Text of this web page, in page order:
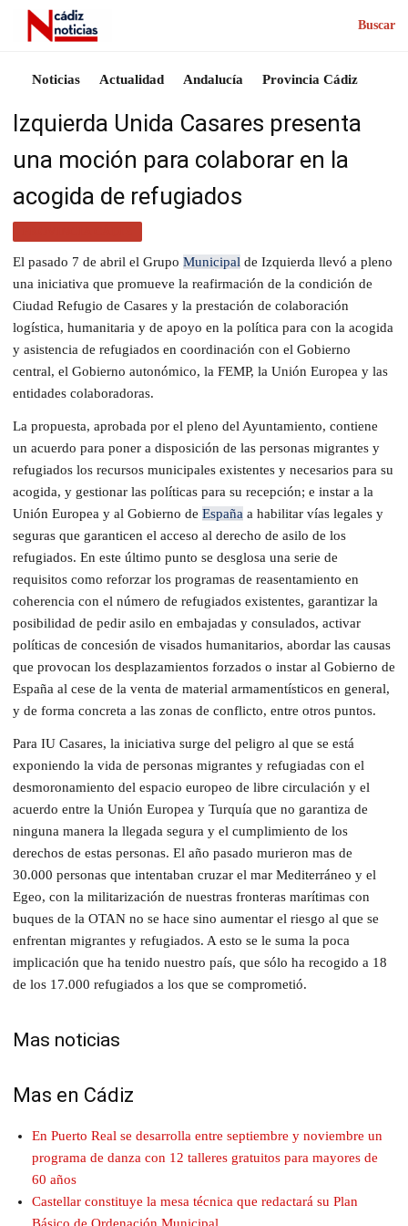
Buscar
Noticias Actualidad Andalucía Provincia Cádiz
Izquierda Unida Casares presenta
una moción para colaborar en la
acogida de refugiados
El pasado 7 de abril el Grupo Municipal de Izquierda llevó a pleno
una iniciativa que promueve la reafirmación de la condición de
Ciudad Refugio de Casares y la prestación de colaboración
logística, humanitaria y de apoyo en la política para con la acogida
y asistencia de refugiados en coordinación con el Gobierno
central, el Gobierno autonómico, la FEMP, la Unión Europea y las
entidades colaboradoras.
La propuesta, aprobada por el pleno del Ayuntamiento, contiene
un acuerdo para poner a disposición de las personas migrantes y
refugiados los recursos municipales existentes y necesarios para su
acogida, y gestionar las políticas para su recepción; e instar a la
Unión Europea y al Gobierno de España a habilitar vías legales y
seguras que garanticen el acceso al derecho de asilo de los
refugiados. En este último punto se desglosa una serie de
requisitos como reforzar los programas de reasentamiento en
coherencia con el número de refugiados existentes, garantizar la
posibilidad de pedir asilo en embajadas y consulados, activar
políticas de concesión de visados humanitarios, abordar las causas
que provocan los desplazamientos forzados o instar al Gobierno de
España al cese de la venta de material armamentísticos en general,
y de forma concreta a las zonas de conflicto, entre otros puntos.
Para IU Casares, la iniciativa surge del peligro al que se está
exponiendo la vida de personas migrantes y refugiadas con el
desmoronamiento del espacio europeo de libre circulación y el
acuerdo entre la Unión Europea y Turquía que no garantiza de
ninguna manera la llegada segura y el cumplimiento de los
derechos de estas personas. El año pasado murieron mas de
30.000 personas que intentaban cruzar el mar Mediterráneo y el
Egeo, con la militarización de nuestras fronteras marítimas con
buques de la OTAN no se hace sino aumentar el riesgo al que se
enfrentan migrantes y refugiados. A esto se le suma la poca
implicación que ha tenido nuestro país, que sólo ha recogido a 18
de los 17.000 refugiados a los que se comprometió.
Mas noticias
Mas en Cádiz
En Puerto Real se desarrolla entre septiembre y noviembre un
programa de danza con 12 talleres gratuitos para mayores de
60 años
Castellar constituye la mesa técnica que redactará su Plan